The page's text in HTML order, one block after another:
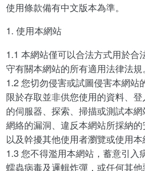
使用條款備有中文版本為準。
1. 使用本網站
1.1 本網站僅可以合法方式用於合
守有關本網站的所有適用法律法規。
1.2 您切勿侵害或試圖侵害本網站
限於存取並非供您使用的資料、
的伺服器、探索、掃描或測試本
網絡的漏洞、違反本網站所採納的
以及幹擾其他使用者瀏覽或使用本
1.3 您不得濫用本網站，蓄意引入
蠕蟲病毒及邏輯炸彈，或任何其